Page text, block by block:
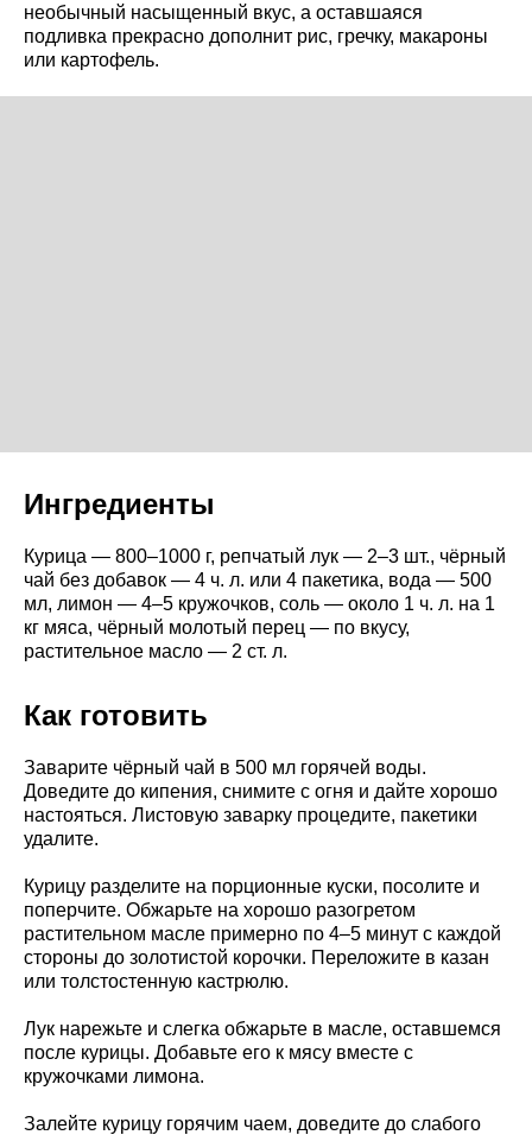
необычный насыщенный вкус, а оставшаяся
подливка прекрасно дополнит рис, гречку, макароны
или картофель.
Ингредиенты
Курица — 800–1000 г, репчатый лук — 2–3 шт., чёрный
чай без добавок — 4 ч. л. или 4 пакетика, вода — 500
мл, лимон — 4–5 кружочков, соль — около 1 ч. л. на 1
кг мяса, чёрный молотый перец — по вкусу,
растительное масло — 2 ст. л.
Как готовить
Заварите чёрный чай в 500 мл горячей воды.
Доведите до кипения, снимите с огня и дайте хорошо
настояться. Листовую заварку процедите, пакетики
удалите.
Курицу разделите на порционные куски, посолите и
поперчите. Обжарьте на хорошо разогретом
растительном масле примерно по 4–5 минут с каждой
стороны до золотистой корочки. Переложите в казан
или толстостенную кастрюлю.
Лук нарежьте и слегка обжарьте в масле, оставшемся
после курицы. Добавьте его к мясу вместе с
кружочками лимона.
Залейте курицу горячим чаем, доведите до слабого